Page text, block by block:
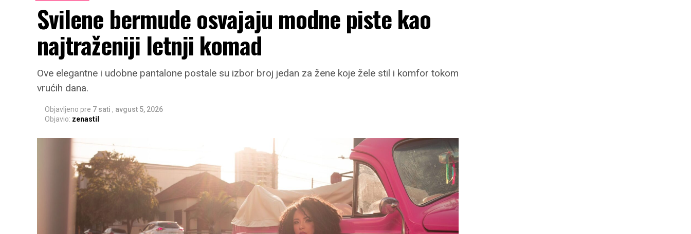
Svilene bermude osvajaju modne piste kao
najtraženiji letnji komad
Ove elegantne i udobne pantalone postale su izbor broj jedan za žene koje žele stil i komfor tokom
vrućih dana.
Objavljeno pre 7 sati , avgust 5, 2026
Objavio: zenastil